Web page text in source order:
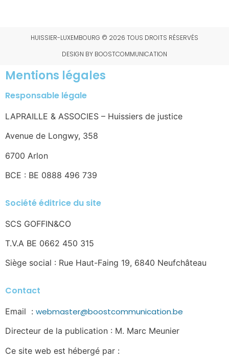
HUISSIER-LUXEMBOURG © 2026 TOUS DROITS RÉSERVÉS
DESIGN BY BOOSTCOMMUNICATION
Mentions légales
Responsable légale
LAPRAILLE & ASSOCIES – Huissiers de justice
Avenue de Longwy, 358
6700 Arlon
BCE : BE 0888 496 739
Société éditrice du site
SCS GOFFIN&CO
T.V.A BE 0662 450 315
Siège social : Rue Haut-Faing 19, 6840 Neufchâteau
Contact
Email : webmaster@boostcommunication.be
Directeur de la publication : M. Marc Meunier
Ce site web est hébergé par :